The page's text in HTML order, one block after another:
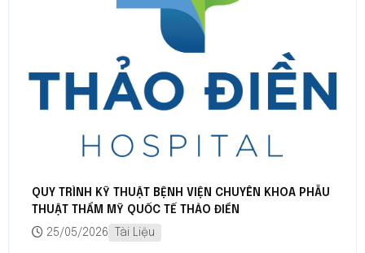
QUY TRÌNH KỸ THUẬT BỆNH VIỆN CHUYÊN KHOA PHẪU
THUẬT THẨM MỸ QUỐC TẾ THẢO ĐIỀN
25/05/2026
Tài Liệu